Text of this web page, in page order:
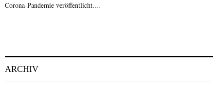
Corona-Pandemie veröffentlicht....
ARCHIV